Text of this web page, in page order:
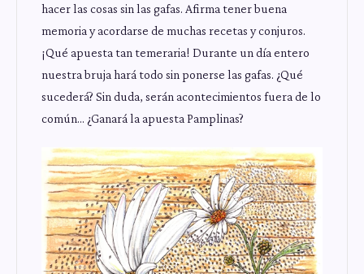
hacer las cosas sin las gafas. Afirma tener buena
memoria y acordarse de muchas recetas y conjuros.
¡Qué apuesta tan temeraria! Durante un día entero
nuestra bruja hará todo sin ponerse las gafas. ¿Qué
sucederá? Sin duda, serán acontecimientos fuera de lo
común… ¿Ganará la apuesta Pamplinas?